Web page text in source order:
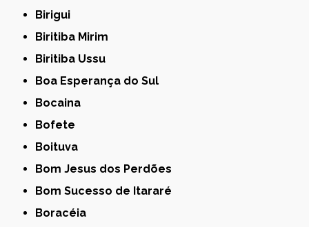
Birigui
Biritiba Mirim
Biritiba Ussu
Boa Esperança do Sul
Bocaina
Bofete
Boituva
Bom Jesus dos Perdões
Bom Sucesso de Itararé
Boracéia